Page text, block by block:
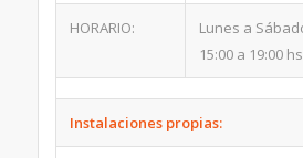
HORARIO:
Lunes a
15:00 a 19:00
Instalaciones propias: